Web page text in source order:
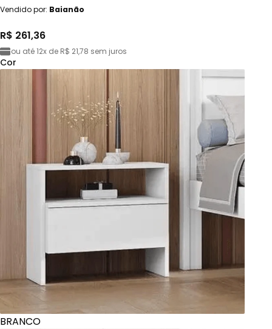
Vendido por: Baianão
R$ 261,36
ou até12x de R$ 21,78 sem juros
Cor
BRANCO